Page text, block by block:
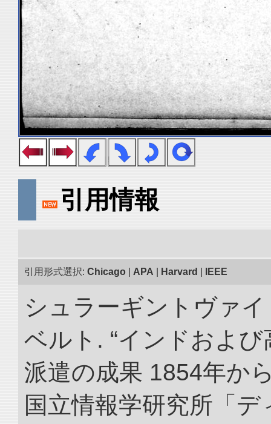
引用情報
引用形式選択: Chicago APA Harvard IEEE
シュラーギントヴァ
ベルト. “インドおよ
派遣の成果 1854年か
国立情報学研究所「